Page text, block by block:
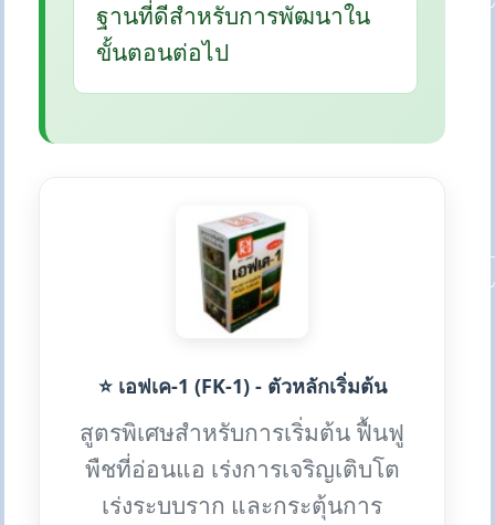
ฐานที่ดีสำหรับการพัฒนาใน
ขั้นตอนต่อไป
⭐ เอฟเค-1 (FK-1) - ตัวหลักเริ่มต้น
สูตรพิเศษสำหรับการเริ่มต้น ฟื้นฟู
พืชที่อ่อนแอ เร่งการเจริญเติบโต
เร่งระบบราก และกระตุ้นการ